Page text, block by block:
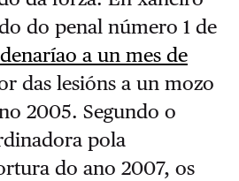
do penal número 1 de
a un mes de
das lesións a un mozo
2005. Segundo o
pola
do ano 2007, os